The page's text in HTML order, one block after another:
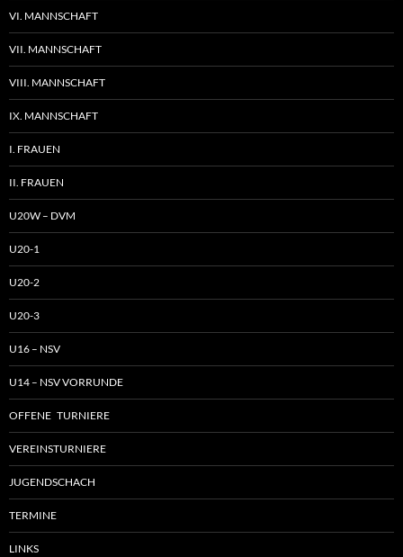
VI. MANNSCHAFT
VII. MANNSCHAFT
VIII. MANNSCHAFT
IX. MANNSCHAFT
I. FRAUEN
II. FRAUEN
U20W – DVM
U20-1
U20-2
U20-3
U16 – NSV
U14 – NSV VORRUNDE
OFFENE TURNIERE
VEREINSTURNIERE
JUGENDSCHACH
TERMINE
LINKS